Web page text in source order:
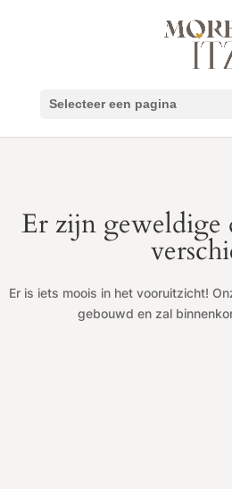
Selecteer een pagina
Er zijn geweldige
Er is iets moois in het vooruitzicht!
gebouwd en zal